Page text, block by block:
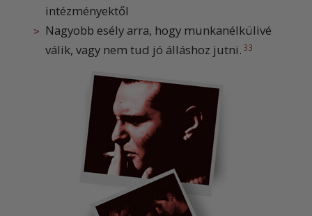
intézményektől
Nagyobb esély arra, hogy munkanélkülivé
válik, vagy nem tud jó álláshoz jutni. 33